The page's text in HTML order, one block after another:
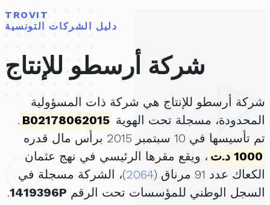
TROVIT
دليل الشركات التونسية
شركة أرسطو للإنتاج
شركة أرسطو للإنتاج هي شركة ذات المسؤولية
المحدودة، مسجلة تحت الهوية B02178062015
.
تم تأسيسها في 10 سبتمبر 2015 برأس مال قدره
1000 د.ت
، ويقع مقرها الرئيسي في نهج عثمان
الكعاك عدد 91 مرناق (
2064)، الشركة مسجلة في
السجل الوطني للمؤسسات تحت الرقم 1419396P
.